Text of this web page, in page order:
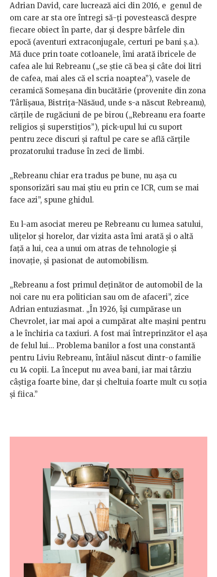
Adrian David, care lucrează aici din 2016, e genul de
om care ar sta ore întregi să-ți povestească despre
fiecare obiect în parte, dar și despre bârfele din
epocă (aventuri extraconjugale, certuri pe bani ș.a.).
Mă duce prin toate cotloanele, îmi arată ibricele de
cafea ale lui Rebreanu („se știe că bea și câte doi litri
de cafea, mai ales că el scria noaptea”), vasele de
ceramică Someșana din bucătărie (provenite din zona
Târlișaua, Bistrița-Năsăud, unde s-a născut Rebreanu),
cărțile de rugăciuni de pe birou („Rebreanu era foarte
religios și superstițios”), pick-upul lui cu suport
pentru zece discuri și raftul pe care se află cărțile
prozatorului traduse în zeci de limbi.
„Rebreanu chiar era tradus pe bune, nu așa cu
sponsorizări sau mai știu eu prin ce ICR, cum se mai
face azi”, spune ghidul.
Eu l-am asociat mereu pe Rebreanu cu lumea satului,
ulițelor și horelor, dar vizita asta îmi arată și o altă
față a lui, cea a unui om atras de tehnologie și
inovație, și pasionat de automobilism.
„Rebreanu a fost primul deținător de automobil de la
noi care nu era politician sau om de afaceri”, zice
Adrian entuziasmat. „În 1926, își cumpărase un
Chevrolet, iar mai apoi a cumpărat alte mașini pentru
a le închiria ca taxiuri. A fost mai întreprinzător el așa
de felul lui... Problema banilor a fost una constantă
pentru Liviu Rebreanu, întâiul născut dintr-o familie
cu 14 copii. La început nu avea bani, iar mai târziu
câștiga foarte bine, dar și cheltuia foarte mult cu soția
și fiica.”